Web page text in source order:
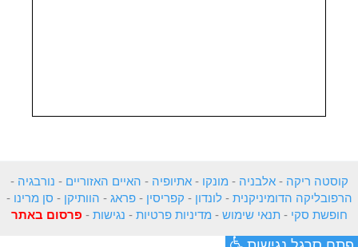
קוסטה ריקה -אלבניה - מונקו -אתיופיה - האיים האזוריים - נורבגיה -
הרפובליקה הדומיניקנית -לונדון - קפריסין -פראג - הוותיקן - סן מרינו -
חופשת סקי -תנאי שימוש - מדיניות פרטיות - נגישות - פרסום באתר